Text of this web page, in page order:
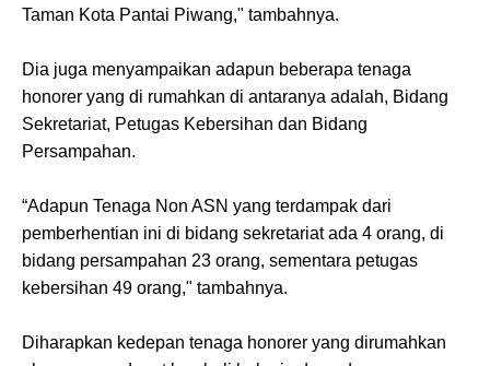
Taman Kota Pantai Piwang," tambahnya.
Dia juga menyampaikan adapun beberapa tenaga
honorer yang di rumahkan di antaranya adalah, Bidang
Sekretariat, Petugas Kebersihan dan Bidang
Persampahan.
“Adapun Tenaga Non ASN yang terdampak dari
pemberhentian ini di bidang sekretariat ada 4 orang, di
bidang persampahan 23 orang, sementara petugas
kebersihan 49 orang," tambahnya.
Diharapkan kedepan tenaga honorer yang dirumahkan